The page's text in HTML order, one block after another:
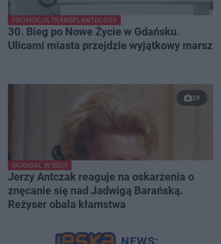
PROMOCJA TRANSPLANTOLOGII
30. Bieg po Nowe Życie w Gdańsku.
Ulicami miasta przejdzie wyjątkowy marsz
29
SKANDAL W SIECI
Jerzy Antczak reaguje na oskarżenia o
znęcanie się nad Jadwigą Barańską.
Reżyser obala kłamstwa